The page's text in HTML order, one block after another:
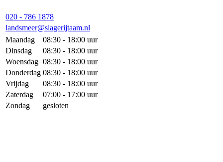
020 - 786 1878
landsmeer@slagerijtaam.nl
Maandag
08:30 - 18:00 uur
Dinsdag
08:30 - 18:00 uur
Woensdag 08:30 - 18:00 uur
Donderdag 08:30 - 18:00 uur
Vrijdag
08:30 - 18:00 uur
Zaterdag
07:00 - 17:00 uur
Zondag
gesloten